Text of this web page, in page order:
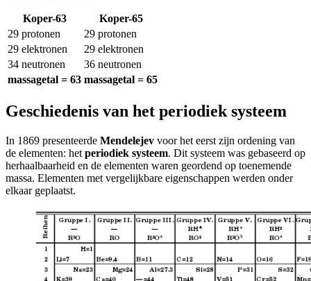
Koper-63
Koper-65
29 protonen
29 protonen
29 elektronen
29 elektronen
34 neutronen
36 neutronen
massagetal = 63 massagetal = 65
Geschiedenis van het periodiek systeem
In 1869 presenteerde Mendelejev voor het eerst zijn ordening van
de elementen: het periodiek systeem. Dit systeem was gebaseerd op
herhaalbaarheid en de elementen waren geordend op toenemende
massa. Elementen met vergelijkbare eigenschappen werden onder
elkaar geplaatst.